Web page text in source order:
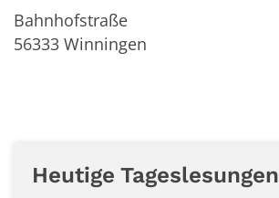
Bahnhofstraße
56333 Winningen
Heutige Tageslesungen